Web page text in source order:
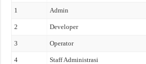
1 Admin
2 Developer
3 Operator
4 Staff Administrasi